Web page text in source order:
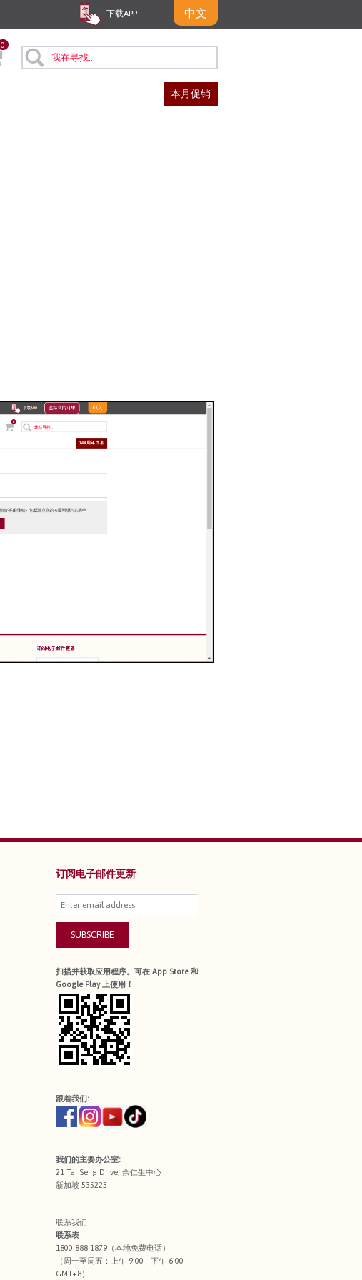
下载APP 中文
0
本月促销
订阅电子邮件更新
SUBSCRIBE
扫描并获取应用程序。可在 App Store 和
Google Play 上使用！
跟着我们:
我们的主要办公室:
21 Tai Seng Drive, 余仁生中心
新加坡 535223
联系我们
联系表
1800 888 1879（本地免费电话）
（周一至周五：上午 9:00 - 下午 6:00
GMT+8）